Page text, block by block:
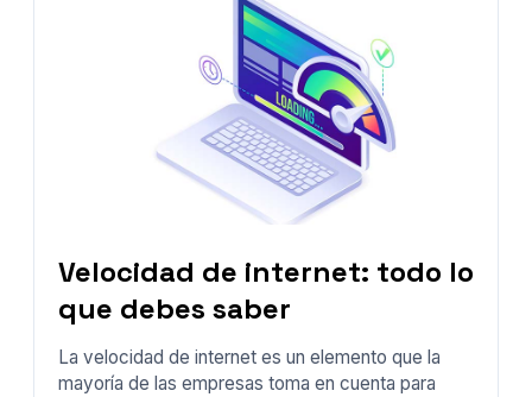
Velocidad de internet: todo lo
que debes saber
La velocidad de internet es un elemento que la
mayoría de las empresas toma en cuenta para